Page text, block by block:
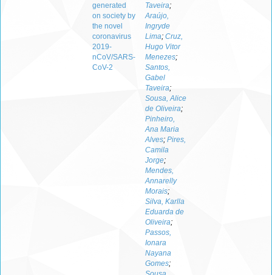
generated
on society by
the novel
coronavirus
2019-
nCoV/SARS-
CoV-2
Taveira;
Araújo,
Ingryde
Lima; Cruz,
Hugo Vitor
Menezes;
Santos,
Gabel
Taveira;
Sousa, Alice
de Oliveira;
Pinheiro,
Ana Maria
Alves; Pires,
Camila
Jorge;
Mendes,
Annarelly
Morais;
Silva, Karlla
Eduarda de
Oliveira;
Passos,
Ionara
Nayana
Gomes;